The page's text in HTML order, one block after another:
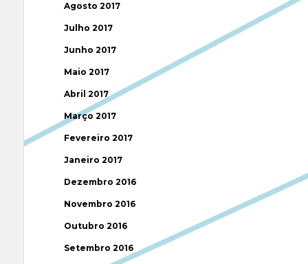
Agosto 2017
Julho 2017
Junho 2017
Maio 2017
Abril 2017
Março 2017
Fevereiro 2017
Janeiro 2017
Dezembro 2016
Novembro 2016
Outubro 2016
Setembro 2016